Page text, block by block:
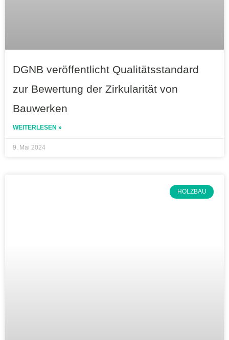
DGNB veröffentlicht Qualitätsstandard
zur Bewertung der Zirkularität von
Bauwerken
WEITERLESEN »
9. Mai 2024
HOLZBAU